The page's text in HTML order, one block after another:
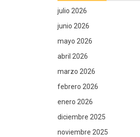
julio 2026
junio 2026
mayo 2026
abril 2026
marzo 2026
febrero 2026
enero 2026
diciembre 2025
noviembre 2025